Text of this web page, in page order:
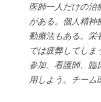
医師一人だけの治
がある。個人精神
動療法もある。栄
では疲弊してしま
参加、看護師、臨
用しよう。チーム